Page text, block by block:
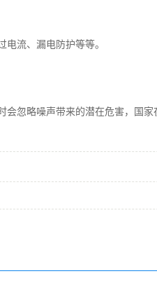
流、漏电防护等等。
略噪声带来的潜在危害，国家